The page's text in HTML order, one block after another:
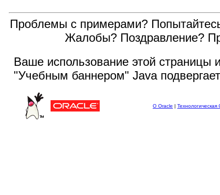
Проблемы с примерами?
Жалобы? Поздравление?
Ваше использование этой страницы
"Учебным баннером" Java
О Oracle | Технологическая